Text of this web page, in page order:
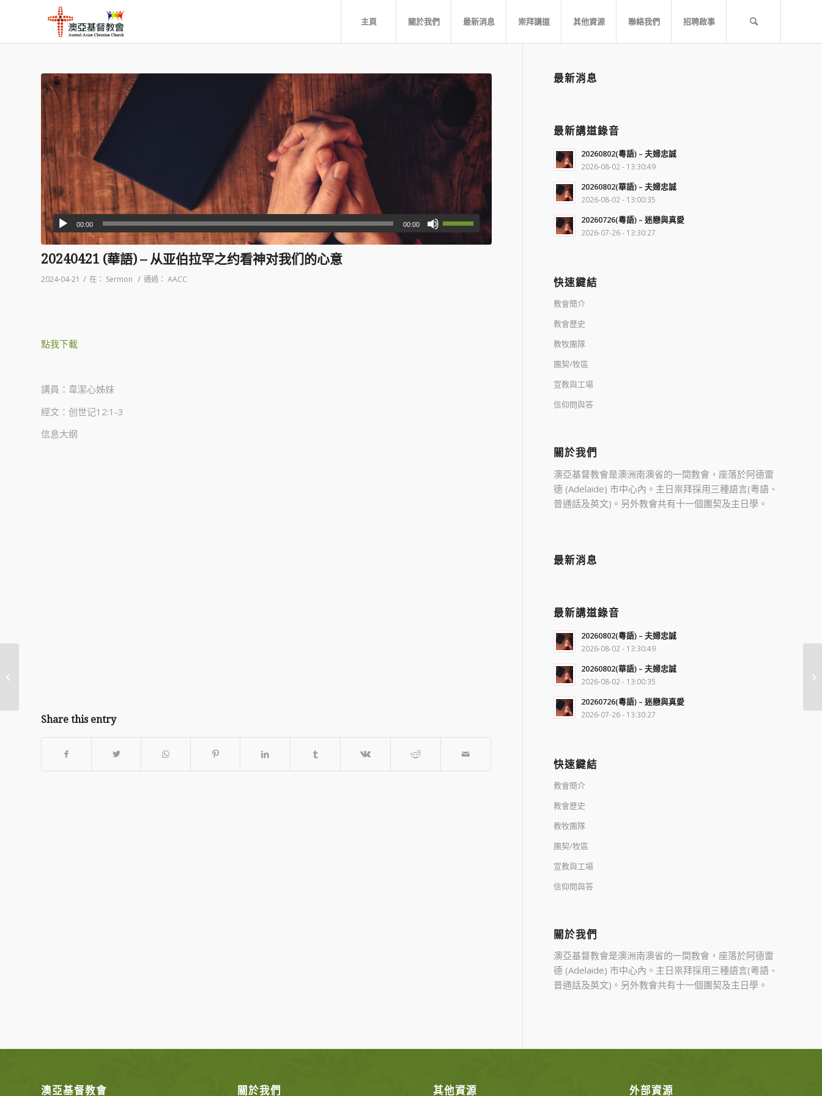
主頁 關於我們 最新消息 崇拜講道 其他資源 聯絡我們 招聘啟事
00:00 00:00
20240421 (華語) – 从亚伯拉罕之约看神对我们的心意
2024-04-21 / 在： Sermon / 通過： AACC
點我下載
講員：韋潔心姊妹
經文：创世记12:1-3
信息大纲 ​
Share this entry
最新消息
最新講道錄音
20260802(粵語) – 夫婦忠誠
2026-08-02 - 13:30:49
20260802(華語) – 夫婦忠誠
2026-08-02 - 13:00:35
20260726(粵語) – 迷戀與真愛
2026-07-26 - 13:30:27
快速鍵結
教會簡介
教會歷史
教牧團隊
團契/牧區
宣教與工場
信仰問與答
關於我們
澳亞基督教會是澳洲南澳省的一間教會，座落於阿德雷
德 (Adelaide) 市中心內。主日祟拜採用三種語言(粵語、
普通話及英文)。另外教會共有十一個團契及主日學。
最新消息
最新講道錄音
20260802(粵語) – 夫婦忠誠
2026-08-02 - 13:30:49
20260802(華語) – 夫婦忠誠
2026-08-02 - 13:00:35
20260726(粵語) – 迷戀與真愛
2026-07-26 - 13:30:27
快速鍵結
教會簡介
教會歷史
教牧團隊
團契/牧區
宣教與工場
信仰問與答
關於我們
澳亞基督教會是澳洲南澳省的一間教會，座落於阿德雷
德 (Adelaide) 市中心內。主日祟拜採用三種語言(粵語、
普通話及英文)。另外教會共有十一個團契及主日學。
澳亞基督教會 關於我們 其他資源 外部資源